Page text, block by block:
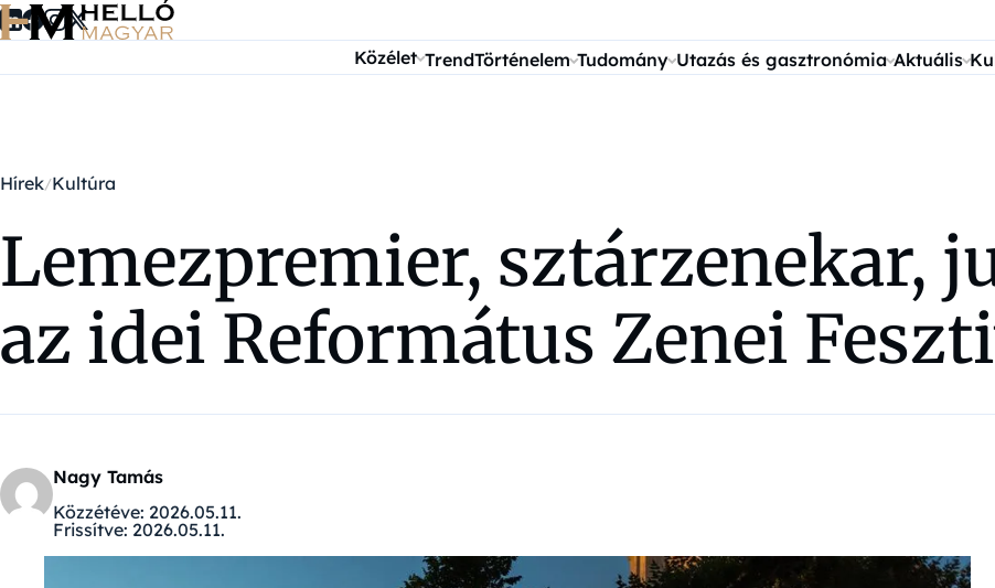
Ugrás a tartalomra
Közélet TrendTörténelem Tudomány Utazás és gasztronómia Aktuális
Hírek Kultúra
Lemezpremier, sztárzenekar,
az idei Református Zenei
Nagy Tamás
Közzétéve: 2026.05.11.
Frissítve: 2026.05.11.